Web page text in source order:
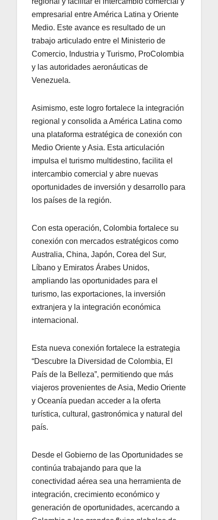
empresarial entre América Latina y Oriente
Medio. Este avance es resultado de un
trabajo articulado entre el Ministerio de
Comercio, Industria y Turismo, ProColombia
y las autoridades aeronáuticas de
Venezuela.
Asimismo, este logro fortalece la integración
regional y consolida a América Latina como
una plataforma estratégica de conexión con
Medio Oriente y Asia. Esta articulación
impulsa el turismo multidestino, facilita el
intercambio comercial y abre nuevas
oportunidades de inversión y desarrollo para
los países de la región.
Con esta operación, Colombia fortalece su
conexión con mercados estratégicos como
Australia, China, Japón, Corea del Sur,
Líbano y Emiratos Árabes Unidos,
ampliando las oportunidades para el
turismo, las exportaciones, la inversión
extranjera y la integración económica
internacional.
Esta nueva conexión fortalece la estrategia
“Descubre la Diversidad de Colombia, El
País de la Belleza”, permitiendo que más
viajeros provenientes de Asia, Medio Oriente
y Oceanía puedan acceder a la oferta
turística, cultural, gastronómica y natural del
país.
Desde el Gobierno de las Oportunidades se
continúa trabajando para que la
conectividad aérea sea una herramienta de
integración, crecimiento económico y
generación de oportunidades, acercando a